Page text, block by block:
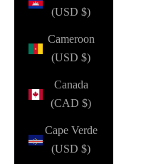
(USD $)
Cameroon
(USD $)
Canada
(CAD $)
Cape Verde
(USD $)